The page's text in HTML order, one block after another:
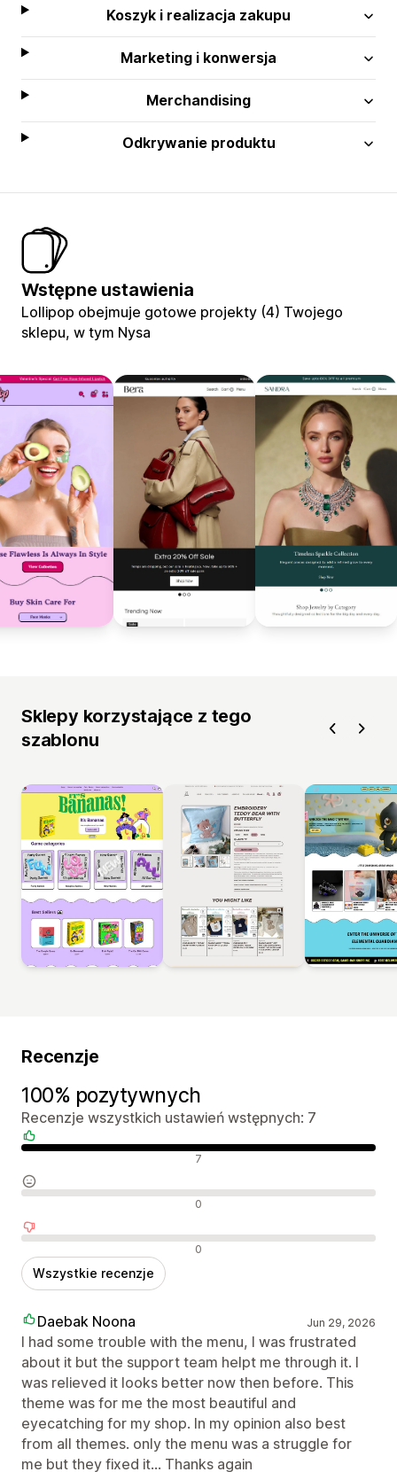
Koszyk i realizacja zakupu
Marketing i konwersja
Merchandising
Odkrywanie produktu
Wstępne ustawienia
Lollipop obejmuje gotowe projekty (4) Twojego
sklepu, w tym Nysa
Sklepy korzystające z tego
szablonu
Recenzje
100% pozytywnych
Recenzje wszystkich ustawień wstępnych: 7
Pozytywne recenzje 7
Neutralne recenzje 0
Negatywne recenzje 0
Wszystkie recenzje
Daebak Noona Jun 29, 2026
I had some trouble with the menu, I was frustrated
about it but the support team helpt me through it. I
was relieved it looks better now then before. This
theme was for me the most beautiful and
eyecatching for my shop. In my opinion also best
from all themes. only the menu was a struggle for
me but they fixed it... Thanks again